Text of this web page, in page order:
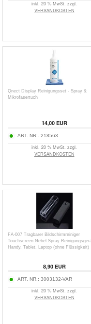
inkl. 20 % MwSt. zzgl.
VERSANDKOSTEN
Qnect Display Reinigungsset - Spray &
Mikrofasertuch
14,00EUR
ART. NR.: 218563
inkl. 20 % MwSt. zzgl.
VERSANDKOSTEN
FA-007 Tragbarer Bildschirmreiniger
Touchscreen Nebel Spray
Handy, Tablet, Laptop (ohne Flüssigkeit)
8,90EUR
ART. NR.: 3003132-VAR
inkl. 20 % MwSt. zzgl.
VERSANDKOSTEN